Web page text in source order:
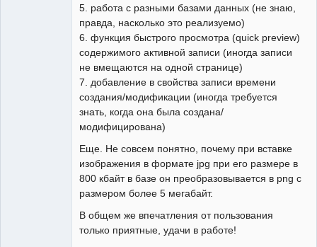
5. работа с разными базами данных (не знаю,
правда, насколько это реализуемо)
6. функция быстрого просмотра (quick preview)
содержимого активной записи (иногда записи
не вмещаются на одной странице)
7. добавление в свойства записи времени
создания/модификации (иногда требуется
знать, когда она была создана/
модифицирована)
Еще. Не совсем понятно, почему при вставке
изображения в формате jpg при его размере в
800 кбайт в базе он преобразовывается в png с
размером более 5 мегабайт.
В общем же впечатления от пользования
только приятные, удачи в работе!